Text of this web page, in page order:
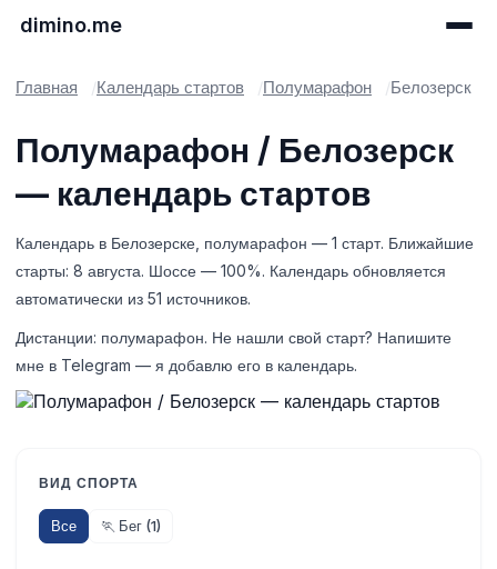
dimino.me
Главная Календарь стартов Полумарафон Белозерск
Полумарафон / Белозерск
— календарь стартов
Календарь в Белозерске, полумарафон — 1 старт. Ближайшие
старты: 8 августа. Шоссе — 100%. Календарь обновляется
автоматически из 51 источников.
Дистанции: полумарафон. Не нашли свой старт? Напишите
мне в Telegram — я добавлю его в календарь.
ВИД СПОРТА
Все 🏃 Бег (1)